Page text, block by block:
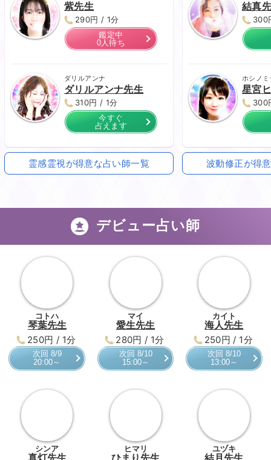
今すぐ
占えます
290円 / 1分
鑑定中
0人待ち
ダリルアンナ先生
310円 / 1分
霊感霊視が得意な占い師一覧
300
星宮
300
デビュー占い師
琴葉先生
250円 / 1分
愛生先生
280円 / 1分
海人先生
250円 / 1分